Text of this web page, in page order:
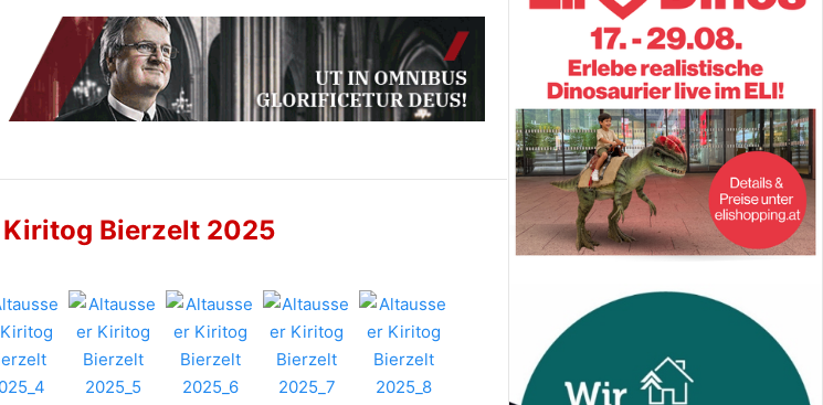
Bierzelt 2025